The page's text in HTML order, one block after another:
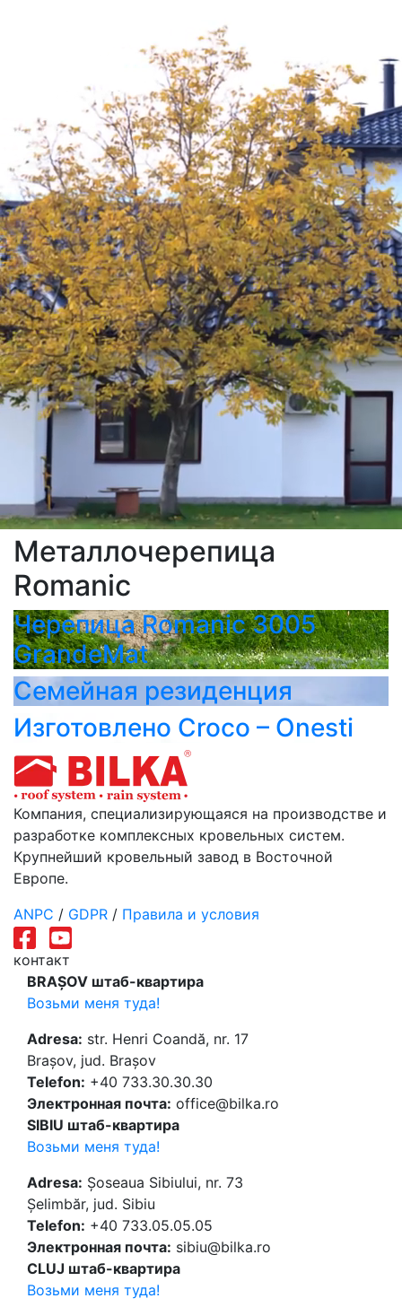
Металлочерепица
Romanic
Черепица Romanic 3005
GrandeMat
Семейная резиденция
Изготовлено Croco – Onesti
Компания, специализирующаяся на производстве и
разработке комплексных кровельных систем.
Крупнейший кровельный завод в Восточной
Европе.
ANPC / GDPR / Правила и условия
контакт
BRAȘOV штаб-квартира
Возьми меня туда!
Adresa: str. Henri Coandă, nr. 17
Brașov, jud. Brașov
Telefon: +40 733.30.30.30
Электронная почта: office@bilka.ro
SIBIU штаб-квартира
Возьми меня туда!
Adresa: Șoseaua Sibiului, nr. 73
Șelimbăr, jud. Sibiu
Telefon: +40 733.05.05.05
Электронная почта: sibiu@bilka.ro
CLUJ штаб-квартира
Возьми меня туда!